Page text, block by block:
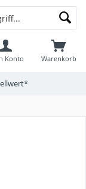
Warenkorb
Konto